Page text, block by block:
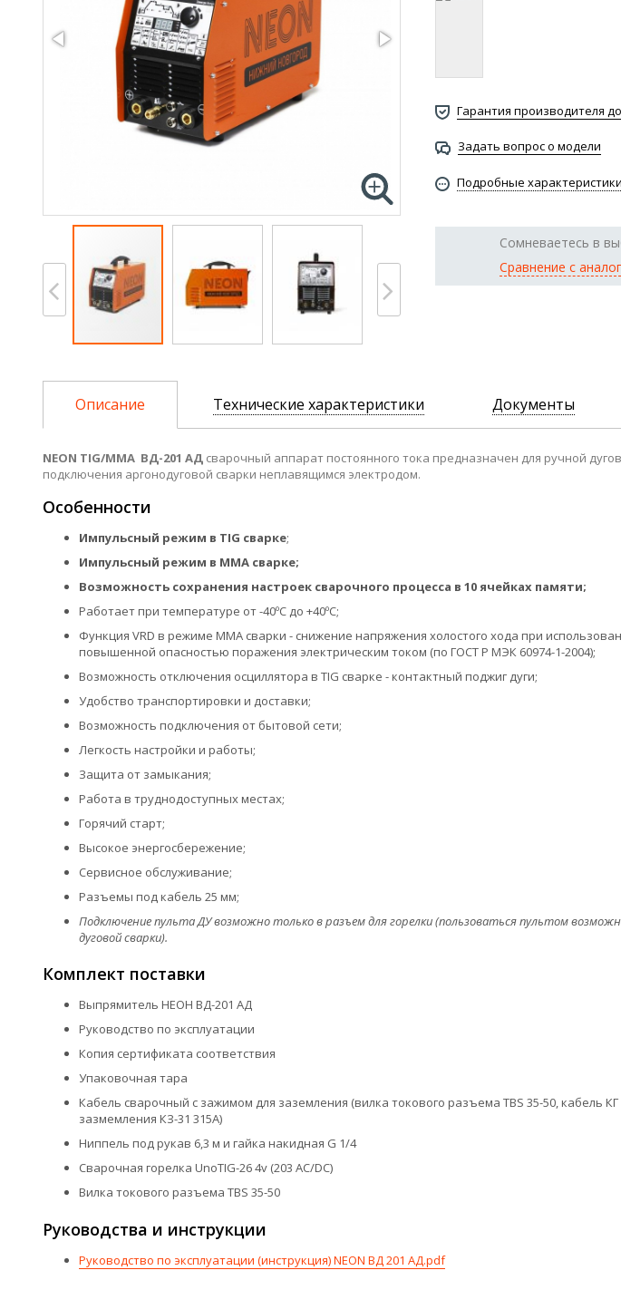
Гарантия производителя
Задать вопрос о модели
Подробные характеристики
Сомневаетесь в
Сравнение с
Описание Технические характеристики Документы
NEON TIG/MMA ВД-201 АД сварочный аппарат постоянного тока предназначен для ручной
подключения аргонодуговой сварки неплавящимся электродом.
Особенности
Импульсный режим в TIG сварке;
Импульсный режим в ММА сварке;
Возможность сохранения настроек сварочного процесса в 10 ячейках памяти;
Работает при температуре от -40ºС до +40ºС;
Функция VRD в режиме ММА сварки - снижение напряжения холостого хода при
повышенной опасностью поражения электрическим током (по ГОСТ Р МЭК 60974-1-2004);
Возможность отключения осциллятора в TIG сварке - контактный поджиг дуги;
Удобство транспортировки и доставки;
Возможность подключения от бытовой сети;
Легкость настройки и работы;
Защита от замыкания;
Работа в труднодоступных местах;
Горячий старт;
Высокое энергосбережение;
Сервисное обслуживание;
Разъемы под кабель 25 мм;
Подключение пульта ДУ возможно только в разъем для горелки (пользоваться пультом
дуговой сварки).
Комплект поставки
Выпрямитель НЕОН ВД-201 АД
Руководство по эксплуатации
Копия сертификата соответствия
Упаковочная тара
Кабель сварочный с зажимом для заземления (вилка токового разъема TBS 35-50, кабель КГ
зазмемления КЗ-31 315А)
Ниппель под рукав 6,3 м и гайка накидная G 1/4
Сварочная горелка UnoTIG-26 4v (203 AC/DC)
Вилка токового разъема TBS 35-50
Руководства и инструкции
Руководство по эксплуатации (инструкция) NEON ВД 201 АД.pdf